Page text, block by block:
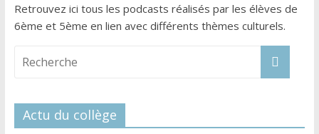
Retrouvez ici tous les podcasts réalisés par les élèves de
6ème et 5ème en lien avec différents thèmes culturels.
Actu du collège